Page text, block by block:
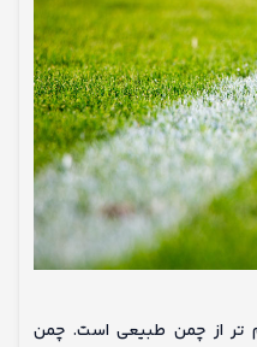
تر از چمن طبیعی است. چمن